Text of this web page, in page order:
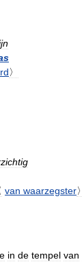
〉
van waarzegster〉
in de tempel van